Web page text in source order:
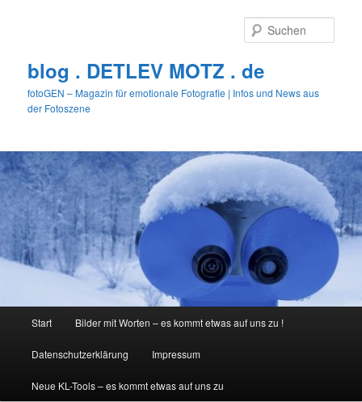
blog . DETLEV MOTZ . de
fotoGEN – Magazin für emotionale Fotografie | Infos und News aus
der Fotoszene
Start Bilder mit Worten – es kommt etwas auf uns zu !
Datenschutzerklärung Impressum
Neue KL-Tools – es kommt etwas auf uns zu